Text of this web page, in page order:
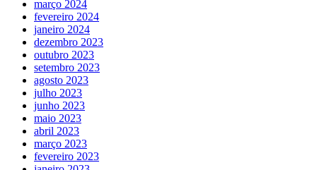
março 2024
fevereiro 2024
janeiro 2024
dezembro 2023
outubro 2023
setembro 2023
agosto 2023
julho 2023
junho 2023
maio 2023
abril 2023
março 2023
fevereiro 2023